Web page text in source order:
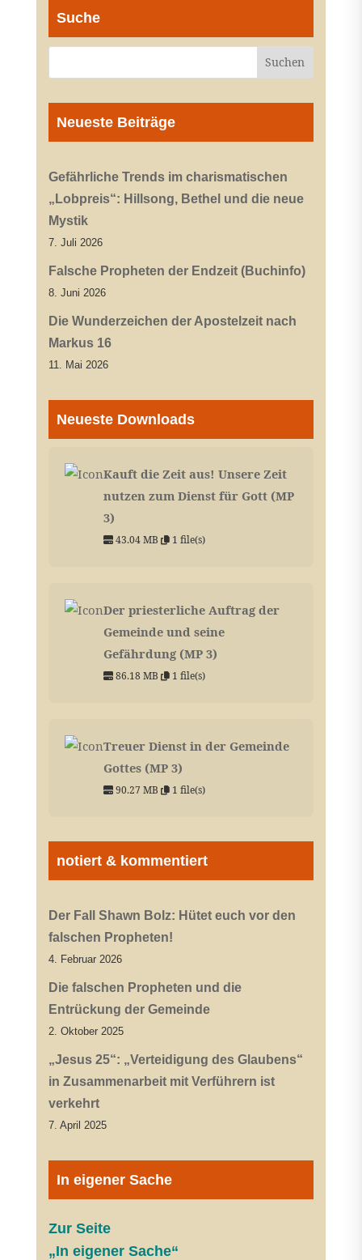
Suche
Neueste Beiträge
Gefährliche Trends im charismatischen
„Lobpreis“: Hillsong, Bethel und die neue
Mystik
7. Juli 2026
Falsche Propheten der Endzeit (Buchinfo)
8. Juni 2026
Die Wunderzeichen der Apostelzeit nach
Markus 16
11. Mai 2026
Neueste Downloads
Kauft die Zeit aus! Unsere Zeit
nutzen zum Dienst für Gott (MP
3)
43.04 MB 1 file(s)
Der priesterliche Auftrag der
Gemeinde und seine
Gefährdung (MP 3)
86.18 MB 1 file(s)
Treuer Dienst in der Gemeinde
Gottes (MP 3)
90.27 MB 1 file(s)
notiert & kommentiert
Der Fall Shawn Bolz: Hütet euch vor den
falschen Propheten!
4. Februar 2026
Die falschen Propheten und die
Entrückung der Gemeinde
2. Oktober 2025
„Jesus 25“: „Verteidigung des Glaubens“
in Zusammenarbeit mit Verführern ist
verkehrt
7. April 2025
In eigener Sache
Zur Seite
„In eigener Sache“